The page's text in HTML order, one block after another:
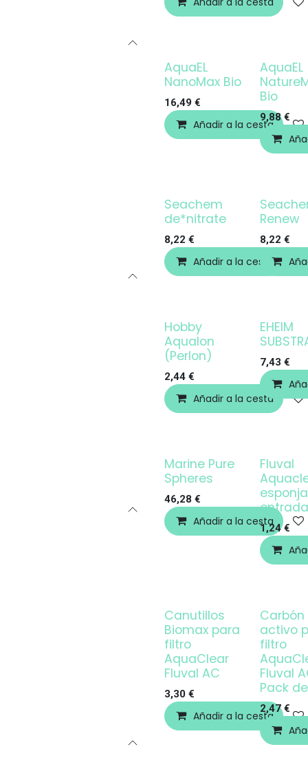
AquaEL
NanoMax Bio
16,49 €
Añadir a la cesta
AquaEL
Bio
9,88€
Seachem
de*nitrate
8,22 €
Añadir a la cesta
Renew
8,22 €
Hobby
Aqualon
(Perlon)
2,44 €
Añadir a la cesta
EHEIM
7,43 €
Marine Pure
Spheres
46,28 €
Añadir a la cesta
Fluval
esponja
entrada
1,24€
Canutillos
Biomax para
filtro
AquaClear
Fluval AC
3,30 €
Añadir a la cesta
Carbón
activo
filtro
Fluval
Pack de
2,47€